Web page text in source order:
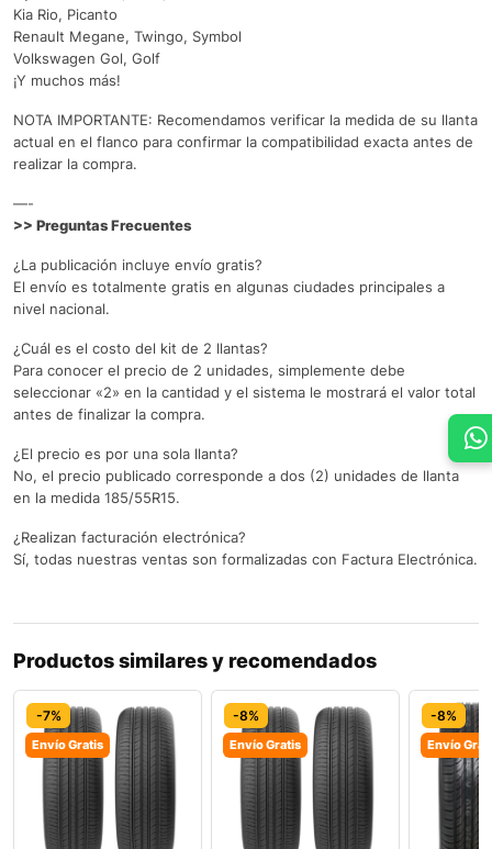
Kia Rio, Picanto
Renault Megane, Twingo, Symbol
Volkswagen Gol, Golf
¡Y muchos más!
NOTA IMPORTANTE: Recomendamos verificar la medida de su llanta
actual en el flanco para confirmar la compatibilidad exacta antes de
realizar la compra.
—-
>> Preguntas Frecuentes
¿La publicación incluye envío gratis?
El envío es totalmente gratis en algunas ciudades principales a
nivel nacional.
¿Cuál es el costo del kit de 2 llantas?
Para conocer el precio de 2 unidades, simplemente debe
seleccionar «2» en la cantidad y el sistema le mostrará el valor total
antes de finalizar la compra.
¿El precio es por una sola llanta?
No, el precio publicado corresponde a dos (2) unidades de llanta
en la medida 185/55R15.
¿Realizan facturación electrónica?
Sí, todas nuestras ventas son formalizadas con Factura Electrónica.
Productos similares y recomendados
-7%
Envío Gratis
-8%
Envío Gratis
-8%
Envío